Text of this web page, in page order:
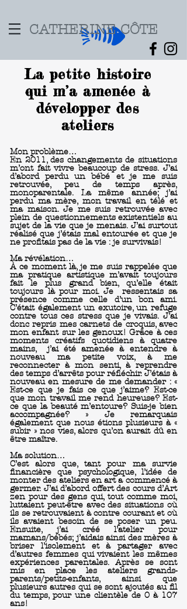
CATHERINE CÔTE
La petite histoire
qui m’a amenée à
développer des
ateliers
Mon problème…
En 2011, des changements de situations
m’ont fait vivre beaucoup de stress. J’ai
d’abord perdu un bébé et je me suis
retrouvée, peu de temps après,
monoparentale. La même année; j’ai
perdu ma mère, mon travail en télé et
ma maison. Je me suis retrouvée avec
plein de questionnements existentiels au
sujet de la vie que je menais. J’ai surtout
réalisé que j’étais mal entourée et que je
ne profitais pas de la vie : je survivais!
Ma révélation…
À ce moment là, je me suis rappelée que
ma pratique artistique m’avait toujours
fait le plus grand bien, qu’elle était
toujours là pour moi. Je ressentais sa
présence comme celle d’un bon ami.
C’était également un exutoire, un refuge
contre tous ces stress que je vivais. J’ai
donc repris mes carnets de croquis, avec
mon enfant sur les genoux! Grâce à ces
moments créatifs quotidiens à quatre
mains, j’ai été amenée à entendre à
nouveau ma petite voix, à me
reconnecter à mon senti, à reprendre
des temps d’arrêts pour réfléchir. J’étais à
nouveau en mesure de me demander : «
Est-ce que je fais ce que j’aime? Est-ce
que mon travail me rend heureuse? Est-
ce que la beauté m’entoure? Suis-je bien
accompagnée? » Je remarquais
également que nous étions plusieurs à «
subir » nos vies, alors qu’on aurait dû en
être maître.
Ma solution…
C’est alors que, tant pour ma survie
financière que psychologique, l’idée de
monter des ateliers en art a commencé à
germer. J’ai d’abord offert des cours d’Art
zen pour des gens qui, tout comme moi,
luttaient peut-être avec des situations où
ils se retrouvaient à contre courant et où
ils avaient besoin de se poser un peu.
Ensuite, j’ai créé l’atelier pour
mamans/bébés; j’aidais ainsi des mères à
briser l’isolement et à partager avec
d’autres femmes qui vivaient les mêmes
expériences parentales. Après se sont
mis en place les ateliers grands-
parents/petits-enfants, ainsi que
plusieurs autres qui se sont ajoutés au fil
du temps, pour une clientèle de 0 à 107
ans!